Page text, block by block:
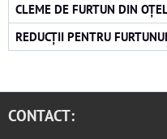
CLEME DE FURTUN DIN
REDUCȚII PENTRU
CONTACT: